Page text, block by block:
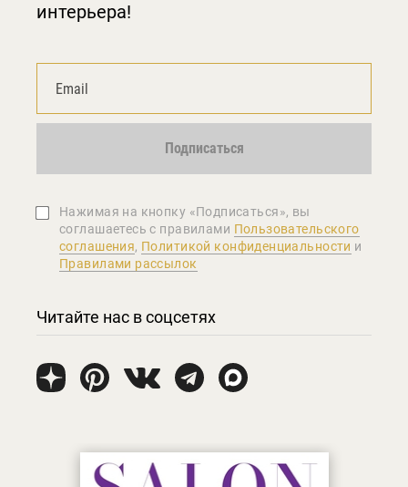
интерьера!
Подписаться
Нажимая на кнопку «Подписаться», вы
соглашаетеcь с правилами Пользовательского
соглашения, Политикой конфиденциальности и
Правилами рассылок
Читайте нас в соцсетях